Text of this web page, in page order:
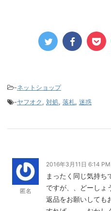
-ネットショップ
-ヤフオク, 対処, 落札, 迷惑
匿名
2016年3月11日 6:14 PM
まったく同じ気持ち
ですが、、どーしょ
返品をお願いしても